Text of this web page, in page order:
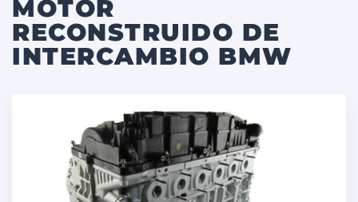
MOTOR
RECONSTRUIDO DE
INTERCAMBIO BMW